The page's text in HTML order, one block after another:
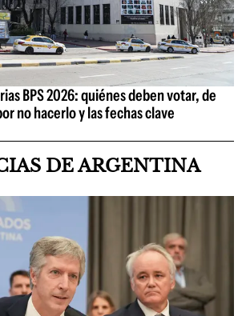
BPS 2026: quiénes deben votar, de
no hacerlo y las fechas clave
DE ARGENTINA